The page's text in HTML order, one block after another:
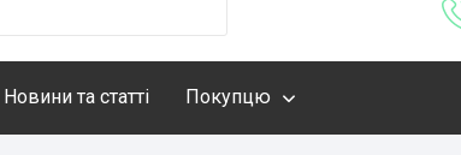
Новини та статті Покупцю